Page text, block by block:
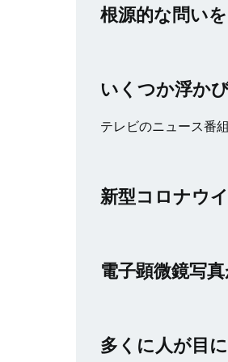
根源的な問いを
いくつか浮か
テレビのニュース番組
新型コロナウ
電子顕微鏡写
多くに人が目